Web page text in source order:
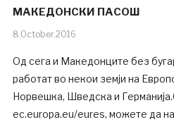
МАКЕДОНСКИ ПАСОШ
8.October.2016
Од сега и Македонците без
работат во некои земји на
Норвешка, Шведска и
ec.europa.eu/eures, можете да